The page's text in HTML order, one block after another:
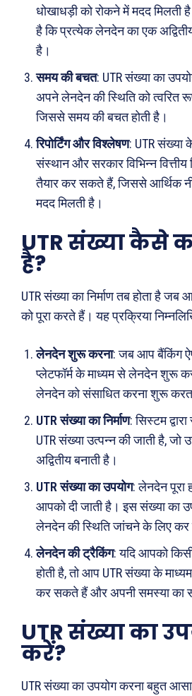
ख़बरें
छत्तीसगढ़
देश
राजनीति
अपराध
वो
धोखाधड़ी को रोकने में मदद मिलती
है कि प्रत्येक लेनदेन का एक
है।
समय की बचत: UTR संख्या का
अपने लेनदेन की स्थिति को त्वरित
जिससे समय की बचत होती है।
रिपोर्टिंग और विश्लेषण: UTR संख्या
संस्थान और सरकार विभिन्न वित्तीय
तैयार कर सकते हैं, जिससे आर्थिक
मदद मिलती है।
UTR संख्या कैसे
है?
UTR संख्या का निर्माण तब होता है जब
को पूरा करते हैं। यह प्रक्रिया
लेनदेन शुरू करना: जब आप बैंकिंग
प्लेटफॉर्म के माध्यम से लेनदेन शुरू
लेनदेन को संसाधित करना शुरू
UTR संख्या का निर्माण: सिस्टम
UTR संख्या उत्पन्न की जाती है,
अद्वितीय बनाती है।
UTR संख्या का उपयोग: लेनदेन पूरा
आपको दी जाती है। इस संख्या का
लेनदेन की स्थिति जांचने के लिए
लेनदेन की ट्रैकिंग: यदि आपको
होती है, तो आप UTR संख्या के
कर सकते हैं और अपनी समस्या का
UTR संख्या का
करें?
UTR संख्या का उपयोग करना बहुत